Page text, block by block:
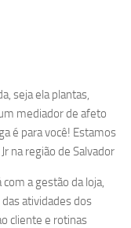
seja ela plantas,
mediador de afeto
é para você! Estamos
na região de Salvador
a gestão da loja,
atividades dos
cliente e rotinas